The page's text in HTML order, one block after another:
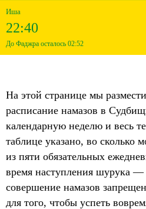
Иша
22:40
До Фаджра осталось 02:52
На этой странице мы
расписание намазов в
календарную неделю и весь
таблице указано, во сколько
из пяти обязательных
время наступления шурука —
совершение намазов
для того, чтобы успеть